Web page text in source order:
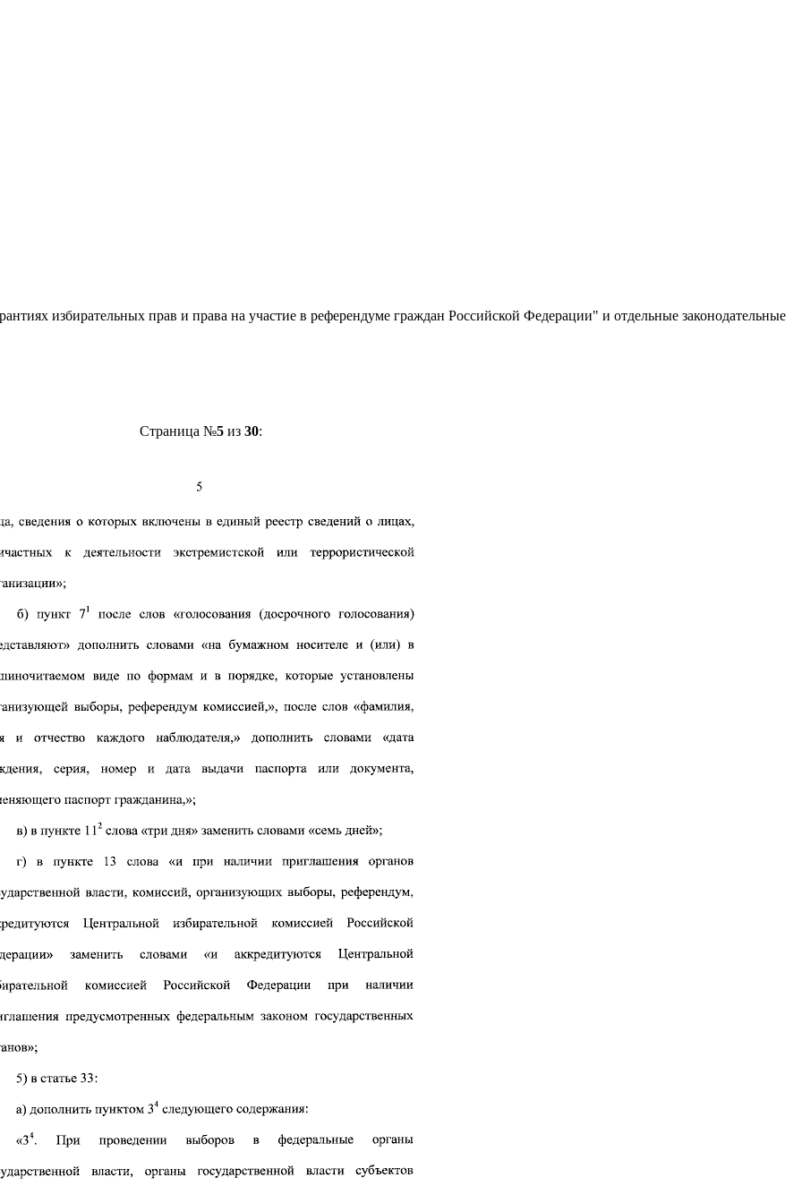
избирательных прав и права на участие в референдуме граждан Российской Федерации" и отдельные законодательные
Страница №5из 30: